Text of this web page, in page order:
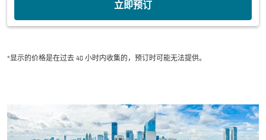
立即预订
*显示的价格是在过去 48 小时内收集的，预订时可能无法提供。